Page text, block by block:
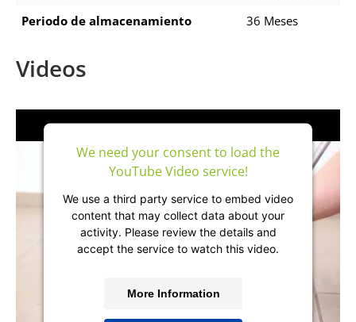
Periodo de almacenamiento
36 Meses
Videos
We need your consent to load the
YouTube Video service!
We use a third party service to embed video
content that may collect data about your
activity. Please review the details and
accept the service to watch this video.
More Information